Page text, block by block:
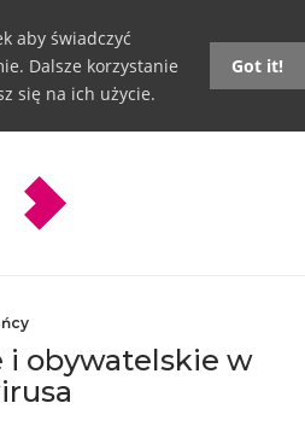
aby świadczyć
Dalsze korzystanie
się na ich użycie.
Got it!
i obywatelskie w